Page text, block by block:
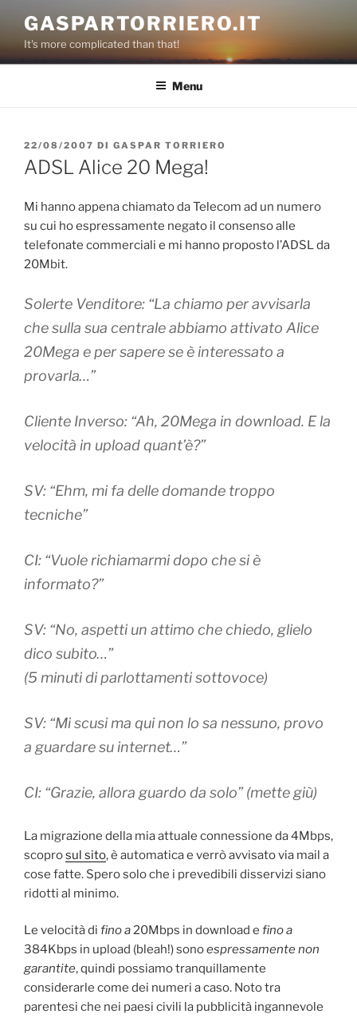
contenuto
GASPARTORRIERO.IT
It's more complicated than that!
Menu
PUBBLICATO
IL
22/08/2007 DI GASPAR TORRIERO
ADSL Alice 20 Mega!
Mi hanno appena chiamato da Telecom ad un numero
su cui ho espressamente negato il consenso alle
telefonate commerciali e mi hanno proposto l’ADSL da
20Mbit.
Solerte Venditore: “La chiamo per avvisarla
che sulla sua centrale abbiamo attivato Alice
20Mega e per sapere se è interessato a
provarla…”
Cliente Inverso: “Ah, 20Mega in download. E la
velocità in upload quant’è?”
SV: “Ehm, mi fa delle domande troppo
tecniche”
CI: “Vuole richiamarmi dopo che si è
informato?”
SV: “No, aspetti un attimo che chiedo, glielo
dico subito…”
(5 minuti di parlottamenti sottovoce)
SV: “Mi scusi ma qui non lo sa nessuno, provo
a guardare su internet…”
CI: “Grazie, allora guardo da solo” (mette giù)
La migrazione della mia attuale connessione da 4Mbps,
scoprosul sito, è automatica e verrò avvisato via mail a
cose fatte. Spero solo che i prevedibili disservizi siano
ridotti al minimo.
Le velocità di fino a20Mbps in download e fino a
384Kbps in upload (bleah!) sonoespressamente non
garantite, quindi possiamo tranquillamente
considerarle come dei numeri a caso. Noto tra
parentesi che nei paesi civili la pubblicità ingannevole